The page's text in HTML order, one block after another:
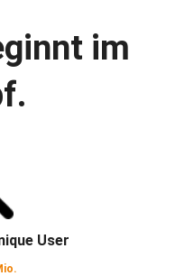
im
User